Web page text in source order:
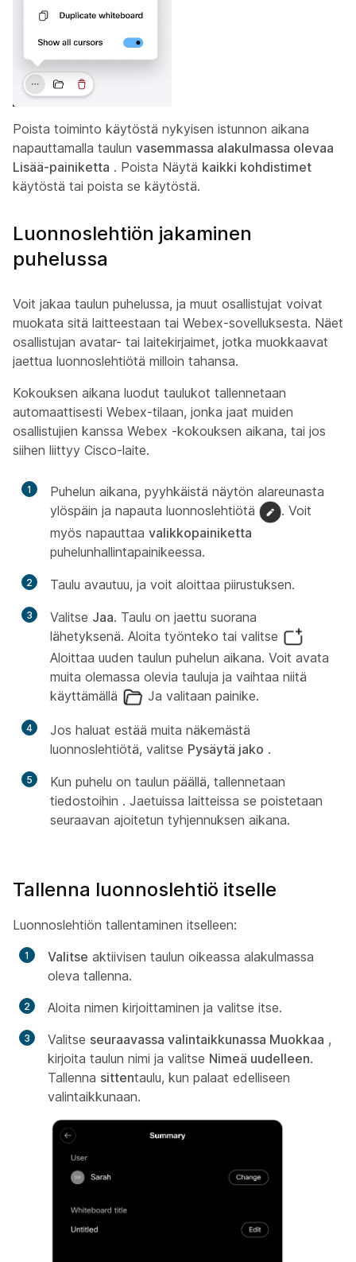
Poista toiminto käytöstä nykyisen istunnon aikana
napauttamalla taulun vasemmassa alakulmassa olevaa
Lisää-painiketta . Poista Näytä kaikki kohdistimet
käytöstä tai poista se käytöstä.
Luonnoslehtiön jakaminen
puhelussa
Voit jakaa taulun puhelussa, ja muut osallistujat voivat
muokata sitä laitteestaan tai Webex-sovelluksesta. Näet
osallistujan avatar- tai laitekirjaimet, jotka muokkaavat
jaettua luonnoslehtiötä milloin tahansa.
Kokouksen aikana luodut taulukot tallennetaan
automaattisesti Webex-tilaan, jonka jaat muiden
osallistujien kanssa Webex -kokouksen aikana, tai jos
siihen liittyy Cisco-laite.
1
Puhelun aikana, pyyhkäistä näytön alareunasta
ylöspäin ja napauta luonnoslehtiötä
. Voit
myös napauttaa valikkopainiketta
puhelunhallintapainikeessa.
2 Taulu avautuu, ja voit aloittaa piirustuksen.
3 Valitse Jaa. Taulu on jaettu suorana
lähetyksenä. Aloita työnteko tai valitse
Aloittaa uuden taulun puhelun aikana. Voit avata
muita olemassa olevia tauluja ja vaihtaa niitä
käyttämällä
Ja valitaan painike.
4
Jos haluat estää muita näkemästä
luonnoslehtiötä, valitse Pysäytä jako .
5
Kun puhelu on taulun päällä, tallennetaan
tiedostoihin . Jaetuissa laitteissa se poistetaan
seuraavan ajoitetun tyhjennuksen aikana.
Tallenna luonnoslehtiö itselle
Luonnoslehtiön tallentaminen itselleen:
Valitse aktiivisen taulun oikeassa alakulmassa
oleva tallenna.
Aloita nimen kirjoittaminen ja valitse itse.
Valitse seuraavassa valintaikkunassa Muokkaa ,
kirjoita taulun nimi ja valitse Nimeä uudelleen.
Tallenna sittentaulu, kun palaat edelliseen
valintaikkunaan.